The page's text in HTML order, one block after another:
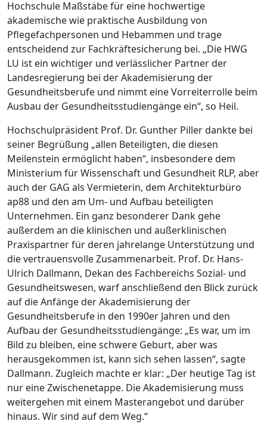
Hochschule Maßstäbe für eine hochwertige
akademische wie praktische Ausbildung von
Pflegefachpersonen und Hebammen und trage
entscheidend zur Fachkräftesicherung bei. „Die HWG
LU ist ein wichtiger und verlässlicher Partner der
Landesregierung bei der Akademisierung der
Gesundheitsberufe und nimmt eine Vorreiterrolle beim
Ausbau der Gesundheitsstudiengänge ein“, so Heil.
Hochschulpräsident Prof. Dr. Gunther Piller dankte bei
seiner Begrüßung „allen Beteiligten, die diesen
Meilenstein ermöglicht haben“, insbesondere dem
Ministerium für Wissenschaft und Gesundheit RLP, aber
auch der GAG als Vermieterin, dem Architekturbüro
ap88 und den am Um- und Aufbau beteiligten
Unternehmen. Ein ganz besonderer Dank gehe
außerdem an die klinischen und außerklinischen
Praxispartner für deren jahrelange Unterstützung und
die vertrauensvolle Zusammenarbeit. Prof. Dr. Hans-
Ulrich Dallmann, Dekan des Fachbereichs Sozial- und
Gesundheitswesen, warf anschließend den Blick zurück
auf die Anfänge der Akademisierung der
Gesundheitsberufe in den 1990er Jahren und den
Aufbau der Gesundheitsstudiengänge: „Es war, um im
Bild zu bleiben, eine schwere Geburt, aber was
herausgekommen ist, kann sich sehen lassen“, sagte
Dallmann. Zugleich machte er klar: „Der heutige Tag ist
nur eine Zwischenetappe. Die Akademisierung muss
weitergehen mit einem Masterangebot und darüber
hinaus. Wir sind auf dem Weg.“